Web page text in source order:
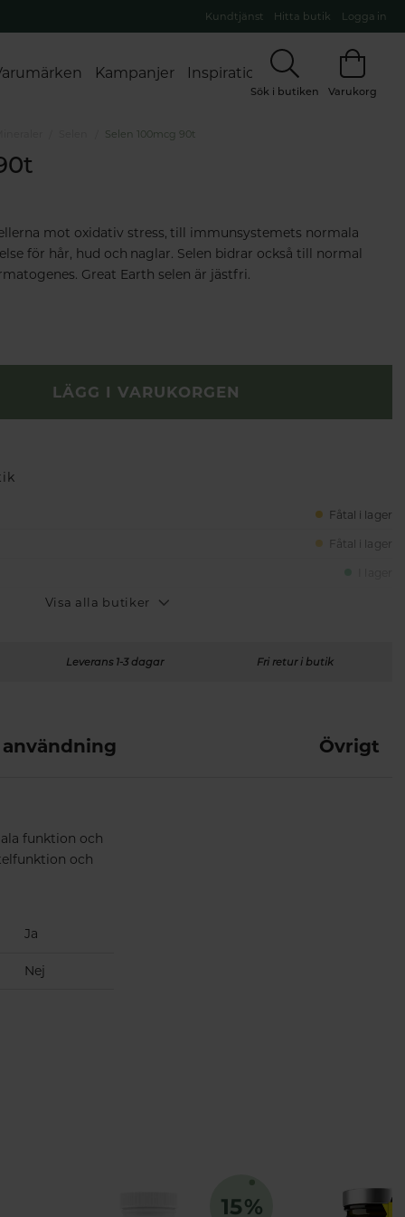
Kundtjänst Hitta butik Logga in
Kampanjer Inspiration
Sök i butiken Varukorg
Selen 100mcg 90t
mot oxidativ stress, till immunsystemets normala
för hår, hud och naglar. Selen bidrar också till normal
Great Earth selen är jästfri.
LÄGG I VARUKORGEN
Fåtal i lager
Fåtal i lager
Visa alla butiker
Leverans 1-3 dagar Fri retur i butik
Övrigt
funktion och
och
Ja
Nej